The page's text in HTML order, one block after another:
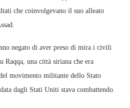
che coinvolgevano il suo alleato
negato di aver preso di mira i civili
Raqqa, una città siriana che era
movimento militante dello Stato
dagli Stati Uniti stava combattendo.